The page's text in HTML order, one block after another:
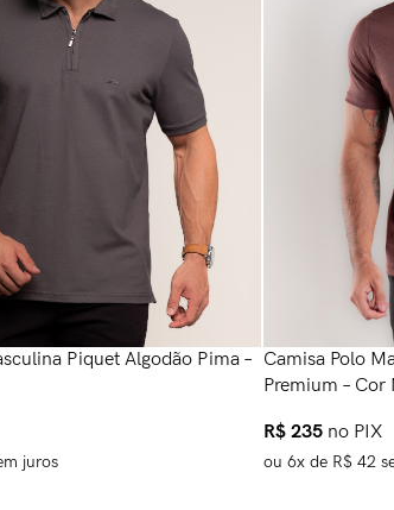
Piquet Algodão Pima –
juros
Camisa Polo
Premium – Cor
R$ 235 no PIX
ou 6x de R$ 42